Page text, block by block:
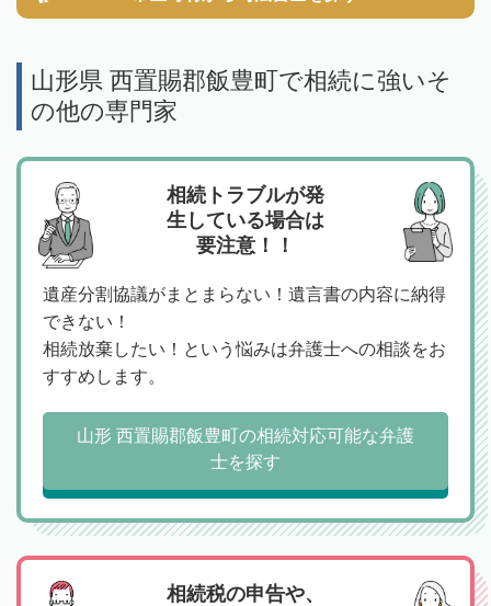
山形県 西置賜郡飯豊町で相続に強いそ
の他の専門家
相続トラブルが発
生している場合は
要注意！！
遺産分割協議がまとまらない！遺言書の内容に納得
できない！
相続放棄したい！という悩みは弁護士への相談をお
すすめします。
山形 西置賜郡飯豊町の相続対応可能な弁護
士を探す
相続税の申告や、